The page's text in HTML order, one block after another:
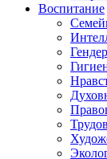
Воспитание